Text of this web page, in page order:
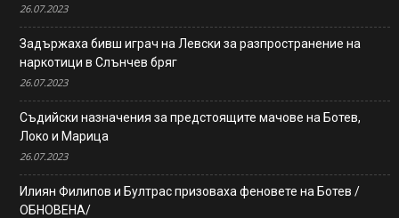
26.07.2023
Задържаха бивш играч на Левски за разпространение на
наркотици в Слънчев бряг
26.07.2023
Съдийски назначения за предстоящите мачове на Ботев,
Локо и Марица
26.07.2023
Илиян Филипов и Бултрас призоваха феновете на Ботев /
ОБНОВЕНА/